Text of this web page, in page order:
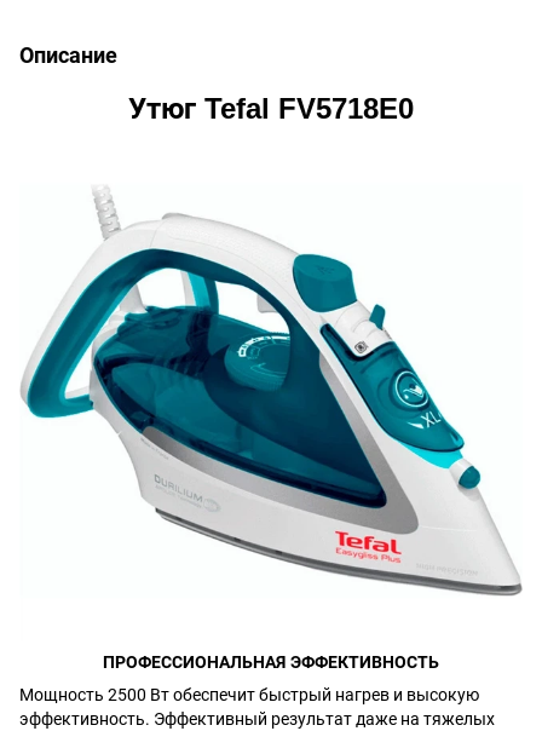
Описание
Утюг Tefal FV5718E0
ПРОФЕССИОНАЛЬНАЯ ЭФФЕКТИВНОСТЬ
Мощность 2500 Вт обеспечит быстрый нагрев и высокую
эффективность. Эффективный результат даже на тяжелых